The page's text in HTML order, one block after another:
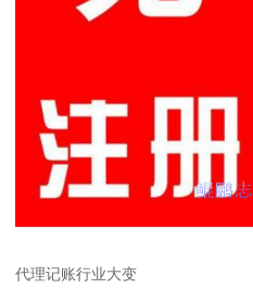
代理记账行业大变